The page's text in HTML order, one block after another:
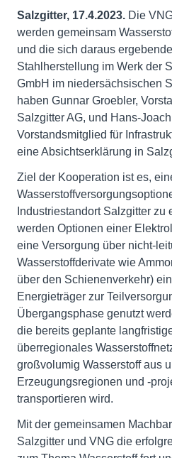
Salzgitter, 17.4.2023. Die
werden gemeinsam
und die sich daraus
Stahlherstellung im Werk der
GmbH im niedersächsischen
haben Gunnar Groebler,
Salzgitter AG, und Hans-
Vorstandsmitglied für
eine Absichtserklärung in
Ziel der Kooperation ist es,
Industriestandort Salzgitter zu
werden Optionen einer
eine Versorgung über nicht-
Wasserstoffderivate wie
über den Schienenverkehr)
Energieträger zur
Übergangsphase genutzt
die bereits geplante
überregionales
großvolumig Wasserstoff aus
Erzeugungsregionen und -
transportieren wird.
Mit der gemeinsamen
Salzgitter und VNG die